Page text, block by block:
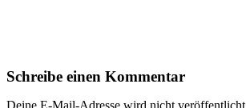
Schreibe einen Kommentar
Deine E-Mail-Adresse wird nicht veröffentlicht.